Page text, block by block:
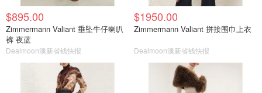
$895.00
Zimmermann Valiant 垂坠牛仔喇叭
裤 夜蓝
Dealmoon澳新省钱快报
$1950.00
Zimmermann Valiant 拼接围巾上衣
Dealmoon澳新省钱快报